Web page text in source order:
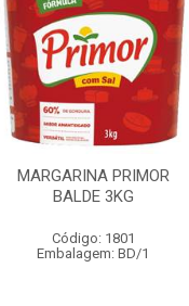
MARGARINA PRIMOR
CAIXA 12X500G
Código: 1797
Embalagem: CX/1